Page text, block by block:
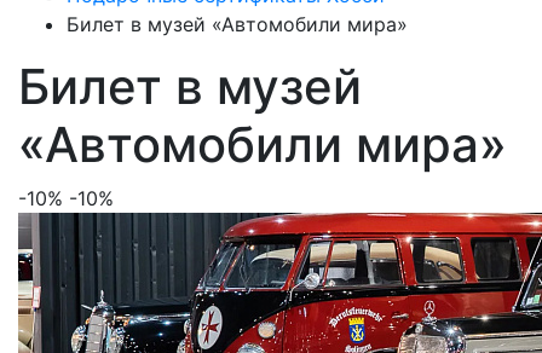
Билет в музей «Автомобили мира»
Билет в музей
«Автомобили мира»
-10% -10%